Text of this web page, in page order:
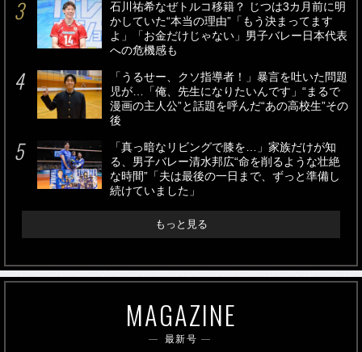
石川祐希なぜトルコ移籍？ じつは3カ月前に明
かしていた“本当の理由”「もう決まってます
よ」「お金だけじゃない」男子バレー日本代表
への危機感も
「うるせー、クソ指導者！」暴言を吐いた問題
児が…「俺、先生になりたいんです」“まるで
漫画の主人公”と話題を呼んだ“あの高校生”その
後
「真っ暗なリビングで膝を…」家族だけが知
る、男子バレー清水邦広“命を削るような壮絶
な時間”「夫は最後の一日まで、ずっと準備し
続けていました」
もっと見る
MAGAZINE
最新号